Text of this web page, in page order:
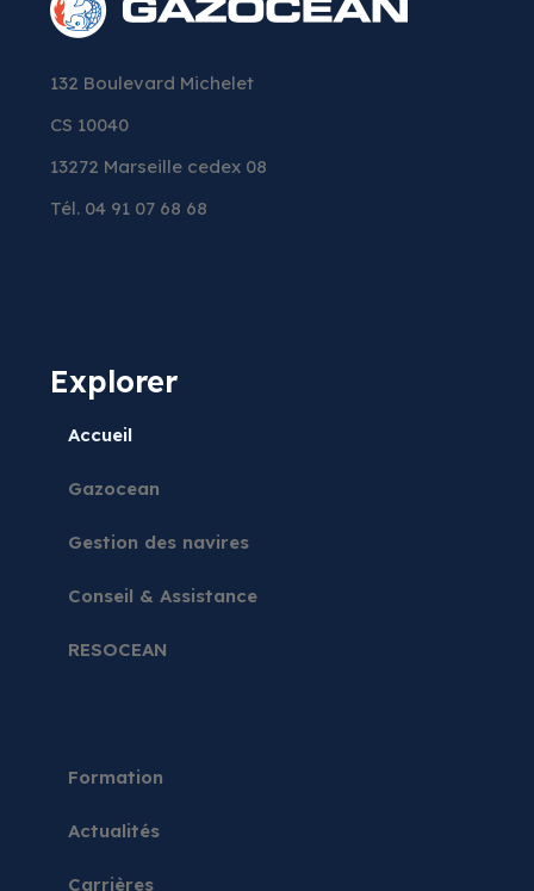
132 Boulevard Michelet
CS 10040
13272 Marseille cedex 08
Tél. 04 91 07 68 68
Explorer
Accueil
Gazocean
Gestion des navires
Conseil & Assistance
RESOCEAN
Formation
Actualités
Carrières